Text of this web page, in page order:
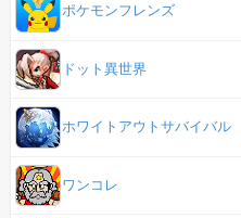
ポケモンフレンズ
ドット異世界
ホワイトアウトサバイバル
ワンコレ